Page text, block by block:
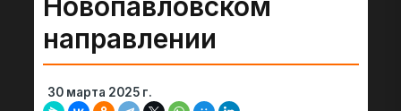
направлении
30 марта 2025 г.